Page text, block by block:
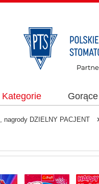
Kategorie
nagrody DZIELNY PACJENT